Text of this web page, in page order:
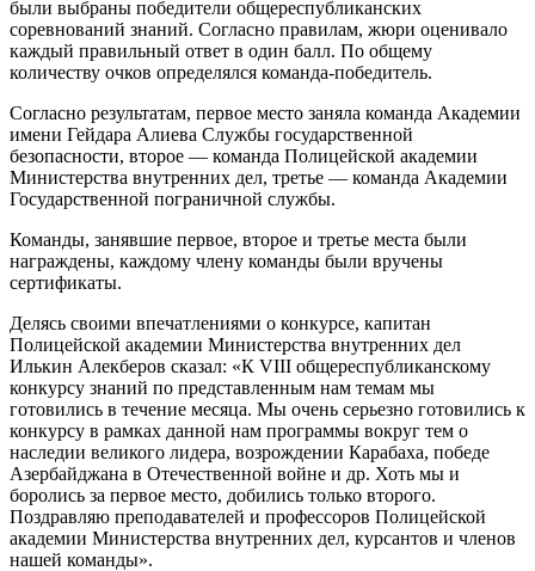
были выбраны победители общереспубликанских
соревнований знаний. Согласно правилам, жюри оценивало
каждый правильный ответ в один балл. По общему
количеству очков определялся команда-победитель.
Согласно результатам, первое место заняла команда Академии
имени Гейдара Алиева Службы государственной
безопасности, второе — команда Полицейской академии
Министерства внутренних дел, третье — команда Академии
Государственной пограничной службы.
Команды, занявшие первое, второе и третье места были
награждены, каждому члену команды были вручены
сертификаты.
Делясь своими впечатлениями о конкурсе, капитан
Полицейской академии Министерства внутренних дел
Илькин Алекберов сказал: «К VIII общереспубликанскому
конкурсу знаний по представленным нам темам мы
готовились в течение месяца. Мы очень серьезно готовились к
конкурсу в рамках данной нам программы вокруг тем о
наследии великого лидера, возрождении Карабаха, победе
Азербайджана в Отечественной войне и др. Хоть мы и
боролись за первое место, добились только второго.
Поздравляю преподавателей и профессоров Полицейской
академии Министерства внутренних дел, курсантов и членов
нашей команды».